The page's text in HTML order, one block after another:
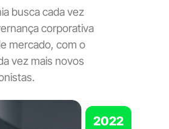
busca cada vez
corporativa
mercado, com o
vez mais novos
2022